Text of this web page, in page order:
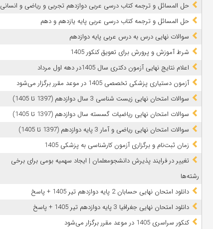
حل المسائل و ترجمه کتاب درسی عربی دوازدهم تجربی و ریاضی و انسانی
حل المسائل و ترجمه کتاب درسی عربی پایه یازدهم و دهم
سوالات نهایی درس به درس عربی پایه دوازدهم
شرط آموزش و پرورش برای تعویق کنکور 1405
اعلام نتایج نهایی آزمون دکتری سال 1405در دهه اول مرداد
آزمون دستیاری پزشکی تخصصی 1405 در موعد مقرر برگزار می‌شود
سوالات امتحان نهایی زیست شناسی 3 سال دوازدهم (1397 تا 1405)
سوالات امتحان نهایی ریاضیات گسسته سال دوازدهم (1397 تا 1405)
سوالات امتحان نهایی ریاضی و آمار 3 پایه دوازدهم (1397 تا 1405)
زمان ثبت‌نام و برگزاری آزمون کارشناسی به پزشکی 1405
تغییر در فرایند پذیرش دانشجومعلمان | ایجاد سهمیه بومی برای برخی
رشته‌ها
دانلود امتحان نهایی حسابان 2 پایه دوازدهم تیر 1405 + پاسخ
دانلود امتحان نهایی جغرافیا 3 پایه دوازدهم تیر 1405 + پاسخ
کنکور سراسری 1405 در موعد مقرر برگزار می‌شود